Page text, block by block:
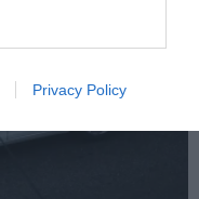
Privacy Policy